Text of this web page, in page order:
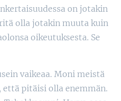
on jotakin
olla jotakin muuta kuin
oikeutuksesta. Se
vaikeaa. Moni meistä
pitäisi olla enemmän.